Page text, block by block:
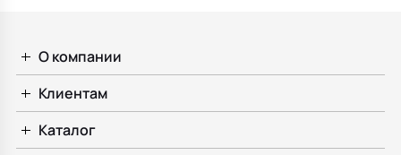
О компании
Клиентам
Каталог